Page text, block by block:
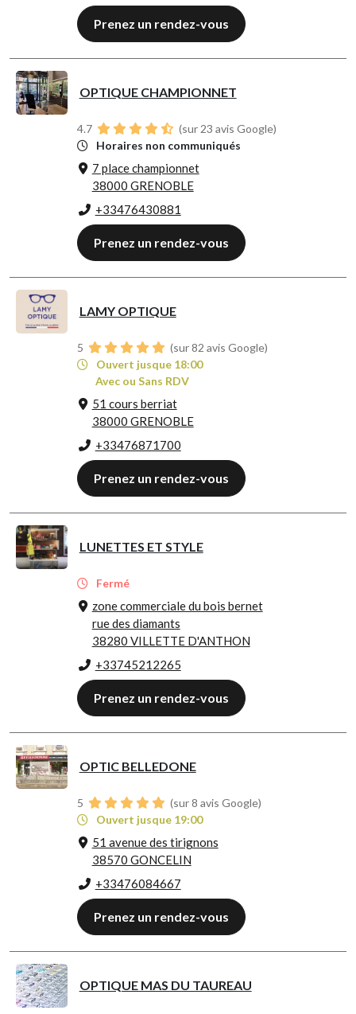
Prenez un rendez-vous
OPTIQUE CHAMPIONNET
4.7
(sur 23 avis Google)
Horaires non communiqués
7 place championnet
38000 GRENOBLE
+33476430881
Prenez un rendez-vous
LAMY OPTIQUE
5
(sur 82 avis Google)
Ouvert jusque 18:00
Avec ou Sans RDV
51 cours berriat
38000 GRENOBLE
+33476871700
Prenez un rendez-vous
LUNETTES ET STYLE
Fermé
zone commerciale du bois bernet
rue des diamants
38280 VILLETTE D'ANTHON
+33745212265
Prenez un rendez-vous
OPTIC BELLEDONE
5
(sur 8 avis Google)
Ouvert jusque 19:00
51 avenue des tirignons
38570 GONCELIN
+33476084667
Prenez un rendez-vous
OPTIQUE MAS DU TAUREAU